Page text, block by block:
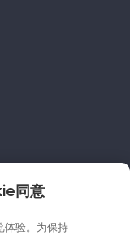
同意
体验。为保持